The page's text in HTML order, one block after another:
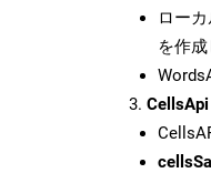
ロー
を作成